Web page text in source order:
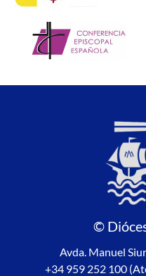
©
Avda. Manuel
+34 959 252 100